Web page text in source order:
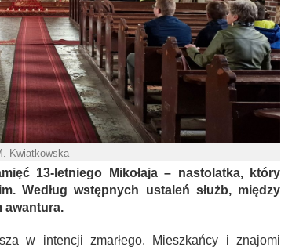
Kwiatkowska
13-letniego Mikołaja – nastolatka, który
Według wstępnych ustaleń służb, między
awantura.
w intencji zmarłego. Mieszkańcy i znajomi